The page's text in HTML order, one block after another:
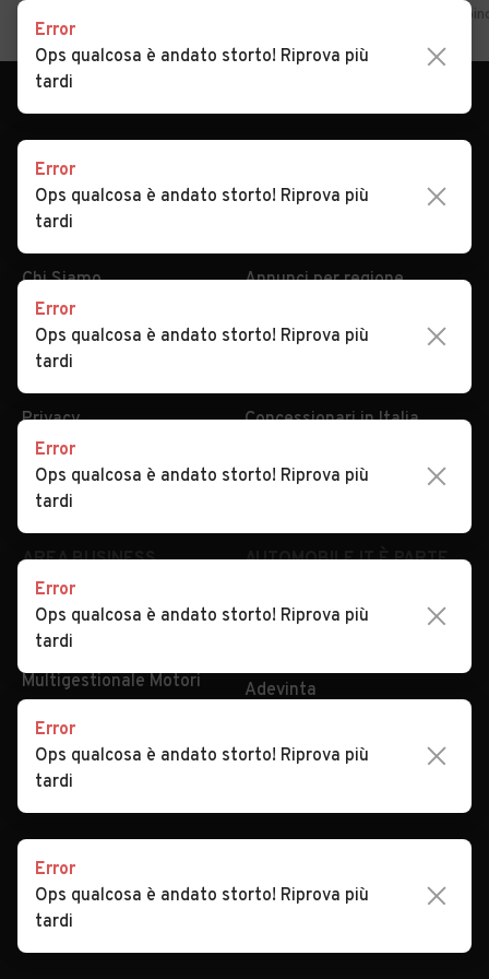
Auto usate in vendita
Chi Siamo
Serve aiuto?
Dati identificativi
Privacy
Impostazioni Privacy
Security
Annunci per regione
Tutte le auto usate
Concessionari in Italia
Valutazione auto
AREA BUSINESS
Registrazione
concessionario
Multigestionale Motori
AUTOMOBILE.IT È PARTE
subito.it
Adevinta
SEGUICI
Copyright © 2023 Marktplaats B.V. Tutti i diritti riservati.
Marktplaats B.V. - P.IVA 803.603.307.B.01
Error
Ops qualcosa è andato storto! Riprova più
tardi
Error
Ops qualcosa è andato storto! Riprova più
tardi
Error
Ops qualcosa è andato storto! Riprova più
tardi
Error
Ops qualcosa è andato storto! Riprova più
tardi
Error
Ops qualcosa è andato storto! Riprova più
tardi
Error
Ops qualcosa è andato storto! Riprova più
tardi
Error
Ops qualcosa è andato storto! Riprova più
tardi